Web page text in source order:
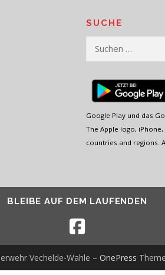
SUCHE
nach:
Google Play und das
The Apple logo,
countries and regions.
BLEIBE AUF DEM LAUFENDEN
Vechelde-Wahle – OnePress